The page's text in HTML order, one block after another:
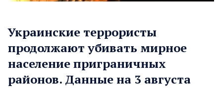
Украинские террористы
продолжают убивать мирное
население приграничных
районов. Данные на 3 августа